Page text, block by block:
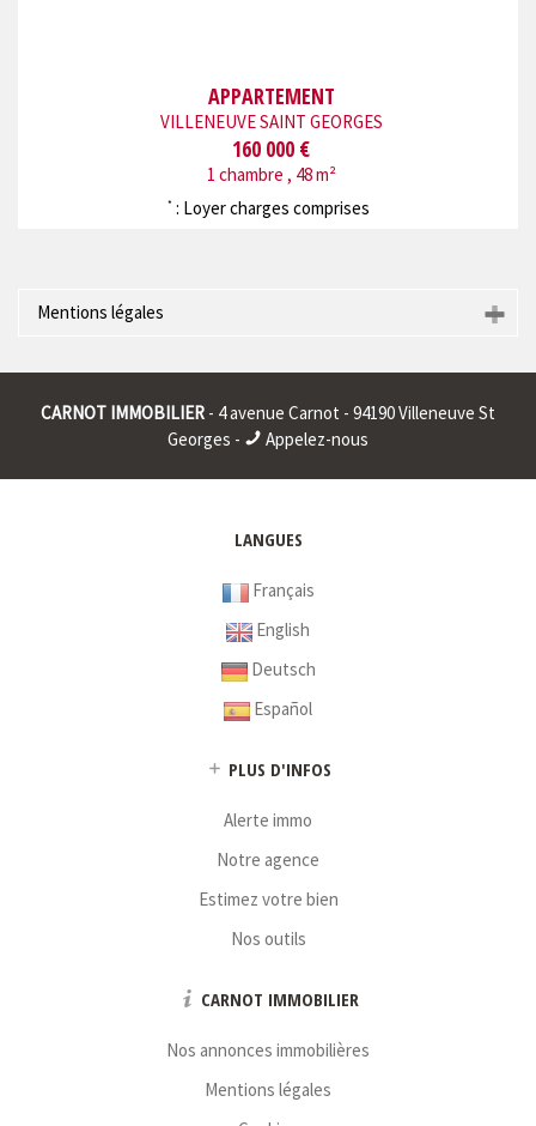
APPARTEMENT
VILLENEUVE SAINT GEORGES
160 000 €
1 chambre , 48 m²
* : Loyer charges comprises
Mentions légales
Intracommunautaire : * |
CARNOT IMMOBILIER - 4 avenue Carnot - 94190 Villeneuve St
Georges -
Appelez-nous
LANGUES
Français
English
Deutsch
Español
PLUS D'INFOS
Alerte immo
Notre agence
Estimez votre bien
Nos outils
CARNOT IMMOBILIER
Nos annonces immobilières
Mentions légales